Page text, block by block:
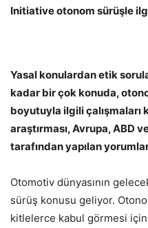
Initiativeotonom sürüşle
Yasal konulardan etik
kadar bir çok konuda,
boyutuyla ilgili çalışmaları
araştırması, Avrupa, ABD
tarafından yapılan
Otomotiv dünyasının
sürüş konusu geliyor.
kitlelerce kabul görmesi